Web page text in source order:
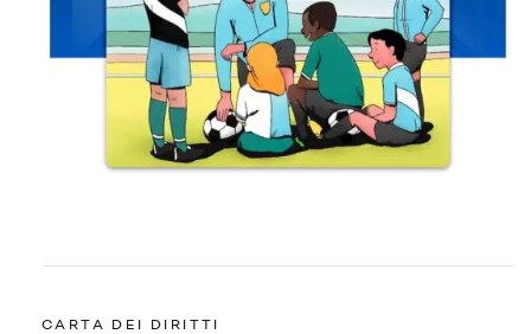
CARTA DEI DIRITTI